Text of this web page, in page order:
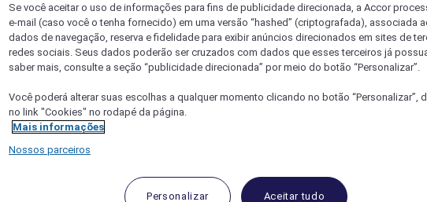
única
Se você aceitar o uso de informações para fins de publicidade direcionada, a Accor
e-mail (caso você o tenha fornecido) em uma versão “hashed” (criptografada), associada
dados de navegação, reserva e fidelidade para exibir anúncios direcionados em sites de
redes sociais. Seus dados poderão ser cruzados com dados que esses terceiros já
saber mais, consulte a seção “publicidade direcionada” por meio do botão “Personalizar”.
Você poderá alterar suas escolhas a qualquer momento clicando no botão “Personalizar”,
no link "Cookies" no rodapé da página.
Mais informações
Nossos parceiros
Personalizar Aceitar tudo